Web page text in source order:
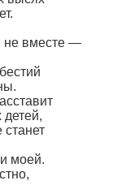
не вместе —
детей,
станет
моей.